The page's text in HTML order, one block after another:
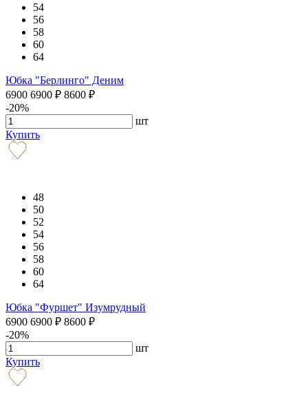
54
56
58
60
64
Юбка "Берлинго" Деним
6900 6900 ₽ 8600 ₽
-20%
шт
Купить
48
50
52
54
56
58
60
64
Юбка "Фуршет" Изумрудный
6900 6900 ₽ 8600 ₽
-20%
шт
Купить